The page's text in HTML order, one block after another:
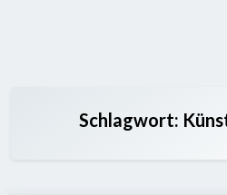
Schlagwort: